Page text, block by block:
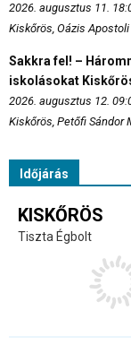
2026. augusztus 11.
Kiskőrös, Oázis
Sakkra fel! –
iskolásokat
2026. augusztus 12.
Kiskőrös, Petőfi Sándor
Időjárás
KISKŐRÖS
Tiszta Égbolt